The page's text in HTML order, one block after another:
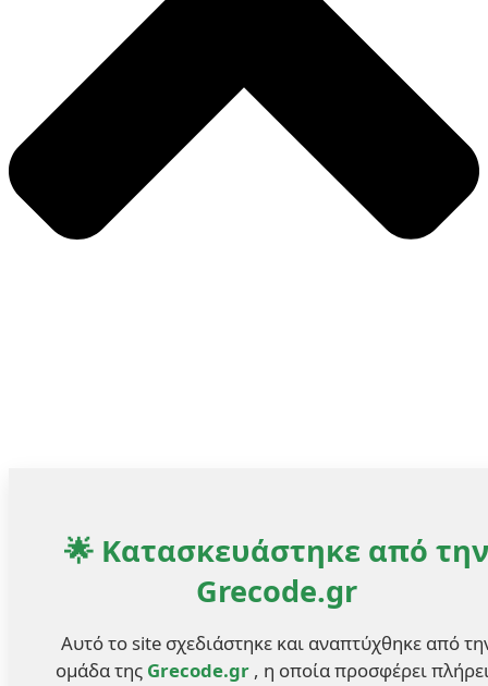
🌟 Κατασκευάστηκε από την
Grecode.gr
Αυτό το site σχεδιάστηκε και αναπτύχθηκε από
ομάδα της Grecode.gr , η οποία προσφέρει